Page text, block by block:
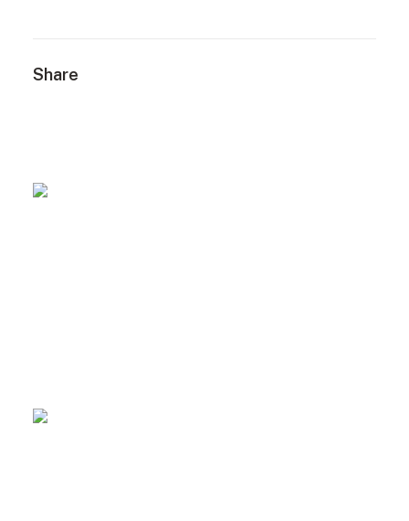
Share